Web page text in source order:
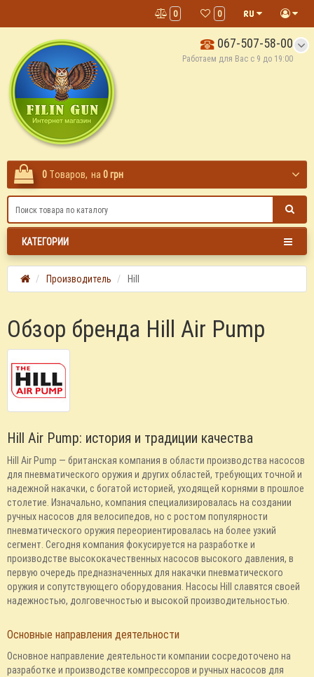
0
0
067-507-58-00
Работаем для Вас с 9 до 19:00
0 Tоваров, на 0 грн
КАТЕГОРИИ
Производитель Hill
Обзор бренда Hill Air Pump
Hill Air Pump: история и традиции качества
Hill Air Pump — британская компания в области производства насосов
для пневматического оружия и других областей, требующих точной и
надежной накачки, с богатой историей, уходящей корнями в прошлое
столетие. Изначально, компания специализировалась на создании
ручных насосов для велосипедов, но с ростом популярности
пневматического оружия переориентировалась на более узкий
сегмент. Сегодня компания фокусируется на разработке и
производстве высококачественных насосов высокого давления, в
первую очередь предназначенных для накачки пневматического
оружия и сопутствующего оборудования. Насосы Hill славятся своей
надежностью, долговечностью и высокой производительностью.
Основные направления деятельности
Основное направление деятельности компании сосредоточено на
разработке и производстве компрессоров и ручных насосов для